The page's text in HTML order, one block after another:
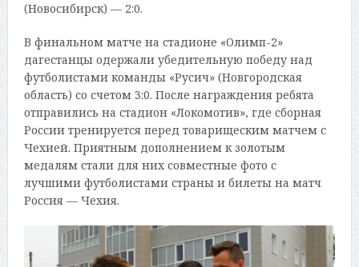
(Новосибирск) — 2:0.
В финальном матче на стадионе «Олимп-2»
дагестанцы одержали убедительную победу над
футболистами команды «Русич» (Новгородская
область) со счетом 3:0. После награждения ребята
отправились на стадион «Локомотив», где сборная
России тренируется перед товарищеским матчем с
Чехией. Приятным дополнением к золотым
медалям стали для них совместные фото с
лучшими футболистами страны и билеты на матч
Россия — Чехия.